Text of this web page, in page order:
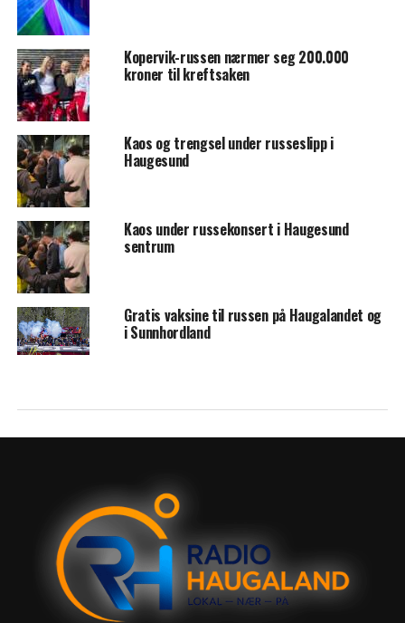
Kopervik-russen nærmer seg 200.000
kroner til kreftsaken
Kaos og trengsel under russeslipp i
Haugesund
Kaos under russekonsert i Haugesund
sentrum
Gratis vaksine til russen på Haugalandet og
i Sunnhordland